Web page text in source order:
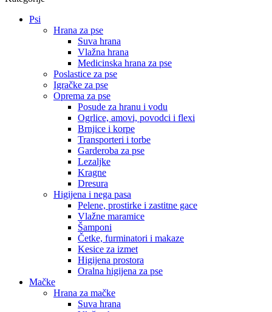
Psi
Hrana za pse
Suva hrana
Vlažna hrana
Medicinska hrana za pse
Poslastice za pse
Igračke za pse
Oprema za pse
Posude za hranu i vodu
Ogrlice, amovi, povodci i flexi
Brnjice i korpe
Transporteri i torbe
Garderoba za pse
Lezaljke
Kragne
Dresura
Higijena i nega pasa
Pelene, prostirke i zastitne gace
Vlažne maramice
Šamponi
Četke, furminatori i makaze
Kesice za izmet
Higijena prostora
Oralna higijena za pse
Mačke
Hrana za mačke
Suva hrana